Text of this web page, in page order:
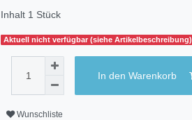
Inhalt 1 Stück
Aktuell nicht verfügbar (siehe Artikelbeschreibung)
In den Warenkorb
Wunschliste